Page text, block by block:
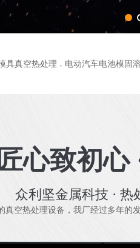
具真空热处理 ， 电动汽车电池模固
心致初心
众利坚金属科技 ·
真空热处理设备，我厂经过多年